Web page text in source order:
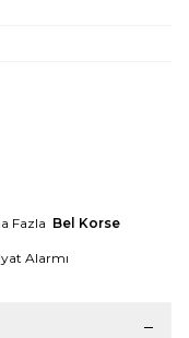
Fazla Bel Korse
Alarmı